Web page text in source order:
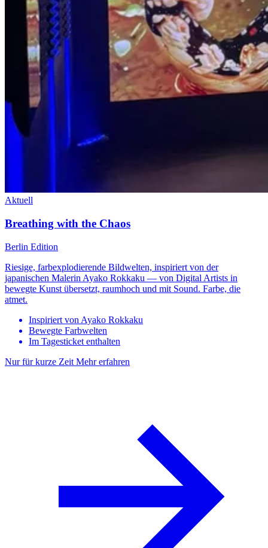
Aktuell
Breathing with the Chaos
Berlin Edition
Riesige, farbexplodierende Bildwelten, inspiriert von der
japanischen Malerin Ayako Rokkaku — von Digital Artists in
bewegte Kunst übersetzt, raumhoch und mit Sound. Farbe, die
atmet.
Inspiriert von Ayako Rokkaku
Bewegte Farbwelten
Im Tagesticket enthalten
Nur für kurze Zeit Mehr erfahren